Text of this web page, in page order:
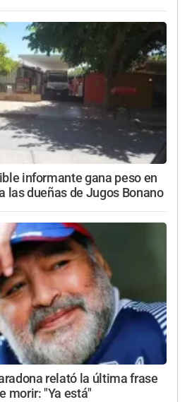
informante gana peso en
las dueñas de Jugos Bonano
relató la última frase
morir: "Ya está"